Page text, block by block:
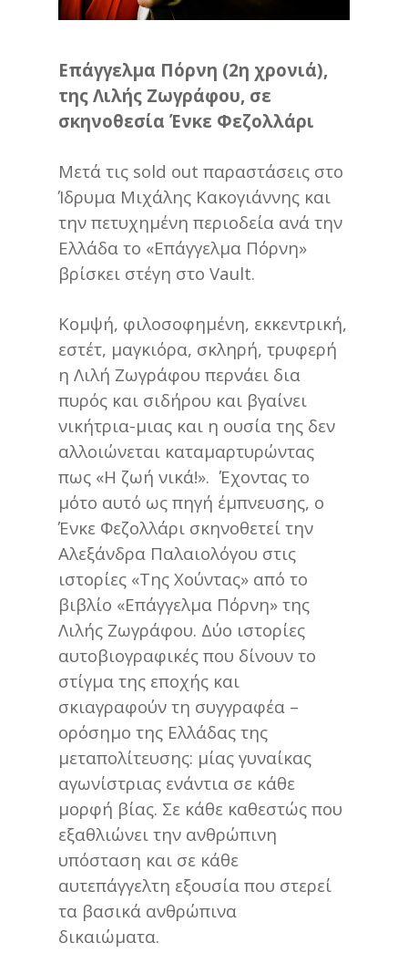
Επάγγελμα Πόρνη (2η χρονιά),
της Λιλής Ζωγράφου, σε
σκηνοθεσία Ένκε Φεζολλάρι
Μετά τις sold out παραστάσεις στο
Ίδρυμα Μιχάλης Κακογιάννης και
την πετυχημένη περιοδεία ανά την
Ελλάδα το «Επάγγελμα Πόρνη»
βρίσκει στέγη στο Vault.
Κομψή, φιλοσοφημένη, εκκεντρική,
εστέτ, μαγκιόρα, σκληρή, τρυφερή
η Λιλή Ζωγράφου περνάει δια
πυρός και σιδήρου και βγαίνει
νικήτρια-μιας και η ουσία της δεν
αλλοιώνεται καταμαρτυρώντας
πως «Η ζωή νικά!». Έχοντας το
μότο αυτό ως πηγή έμπνευσης, ο
Ένκε Φεζολλάρι σκηνοθετεί την
Αλεξάνδρα Παλαιολόγου στις
ιστορίες «Της Χούντας» από το
βιβλίο «Επάγγελμα Πόρνη» της
Λιλής Ζωγράφου. Δύο ιστορίες
αυτοβιογραφικές που δίνουν το
στίγμα της εποχής και
σκιαγραφούν τη συγγραφέα –
ορόσημο της Ελλάδας της
μεταπολίτευσης: μίας γυναίκας
αγωνίστριας ενάντια σε κάθε
μορφή βίας. Σε κάθε καθεστώς που
εξαθλιώνει την ανθρώπινη
υπόσταση και σε κάθε
αυτεπάγγελτη εξουσία που στερεί
τα βασικά ανθρώπινα
δικαιώματα.